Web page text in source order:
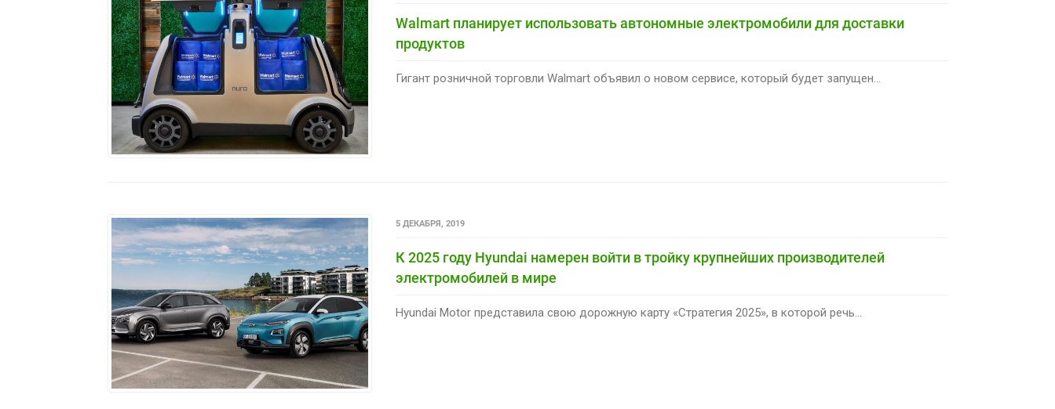
Walmart планирует использовать автономные электромобили для доставки
продуктов
Гигант розничной торговли Walmart объявил о новом сервисе, который будет запущен...
5 ДЕКАБРЯ, 2019
К 2025 году Hyundai намерен войти в тройку крупнейших производителей
электромобилей в мире
Hyundai Motor представила свою дорожную карту «Стратегия 2025», в которой речь...